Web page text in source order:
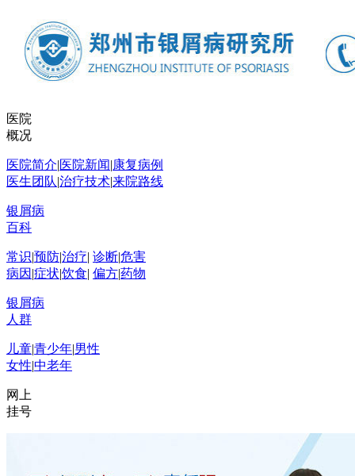
医院
概况
医院简介|医院新闻|康复病例
医生团队|治疗技术|来院路线
银屑病
百科
常识|预防|治疗| 诊断|危害
病因 |症状|饮食| 偏方|药物
银屑病
人群
儿童|青少年|男性
女性|中老年
网上
挂号